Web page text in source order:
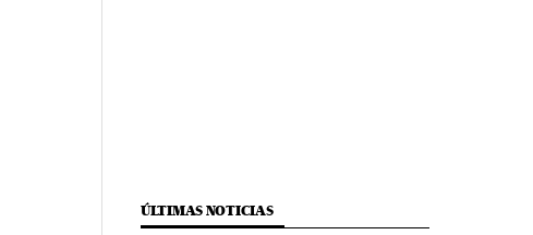
ÚLTIMAS NOTICIAS